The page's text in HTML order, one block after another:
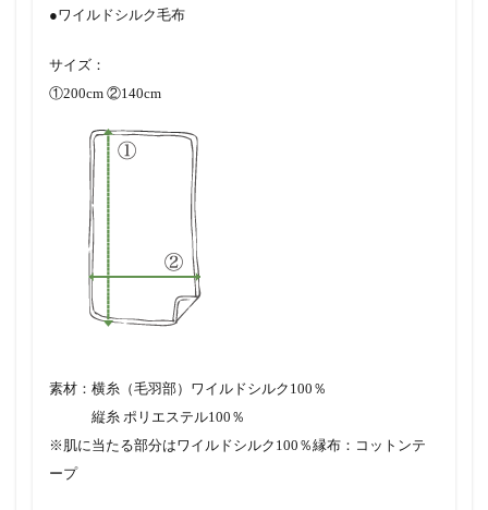
●ワイルドシルク毛布
サイズ：
①200cm ②140cm
素材：横糸（毛羽部）ワイルドシルク100％
縦糸 ポリエステル100％
※肌に当たる部分はワイルドシルク100％縁布：コットンテ
ープ